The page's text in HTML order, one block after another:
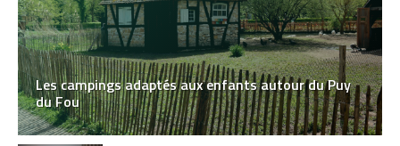
Les campings adaptés aux enfants autour du Puy
du Fou